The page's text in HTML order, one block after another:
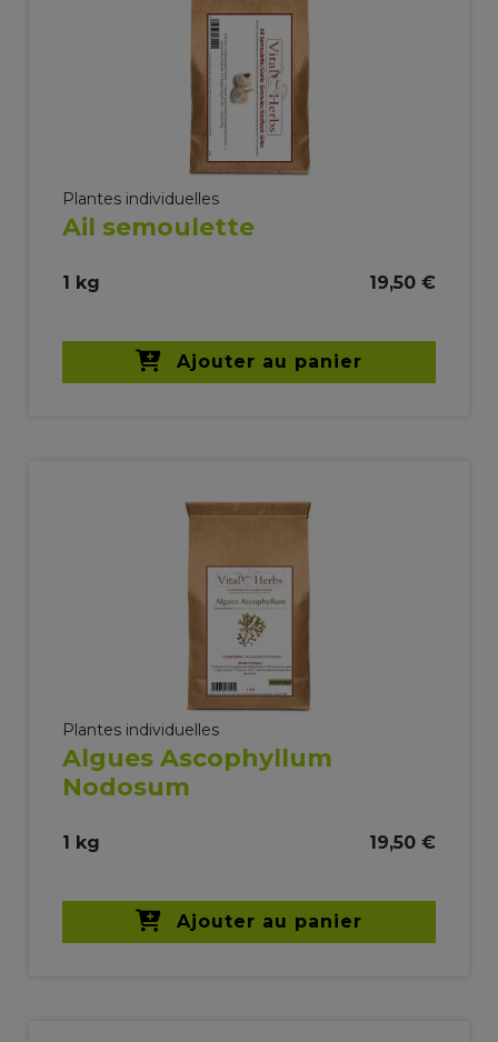
Plantes individuelles
Ail semoulette
1 kg 19,50 €
Ajouter au panier
Plantes individuelles
Algues Ascophyllum
Nodosum
1 kg 19,50 €
Ajouter au panier